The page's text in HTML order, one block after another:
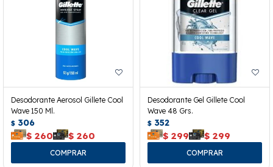
Desodorante Aerosol Gillete Cool
Wave 150 Ml.
$ 306
$ 260 $ 260
Desodorante Gel Gillete Cool
Wave 48 Grs.
$ 352
$ 299 $ 299